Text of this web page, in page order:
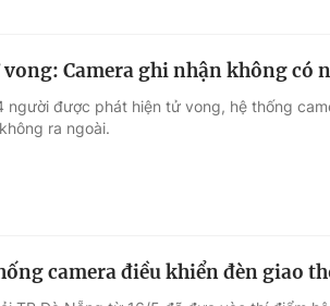
Camera ghi nhận không có
người được phát hiện tử vong, hệ thống
ra ngoài.
camera điều khiển đèn giao